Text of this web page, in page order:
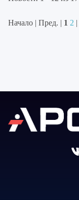
Начало | Пред. | 1 2 |